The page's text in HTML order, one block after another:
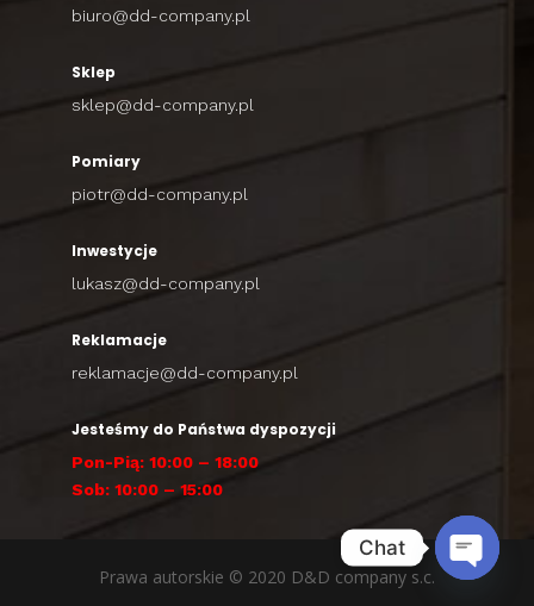
biuro@dd-company.pl
Sklep
sklep@dd-company.pl
Pomiary
piotr@dd-company.pl
Inwestycje
lukasz@dd-company.pl
Reklamacje
reklamacje@dd-company.pl
Jesteśmy do Państwa dyspozycji
Pon-Pią: 10:00 – 18:00
Sob: 10:00 – 15:00
Prawa autorskie © 2020 D&D company s.c.
Chat